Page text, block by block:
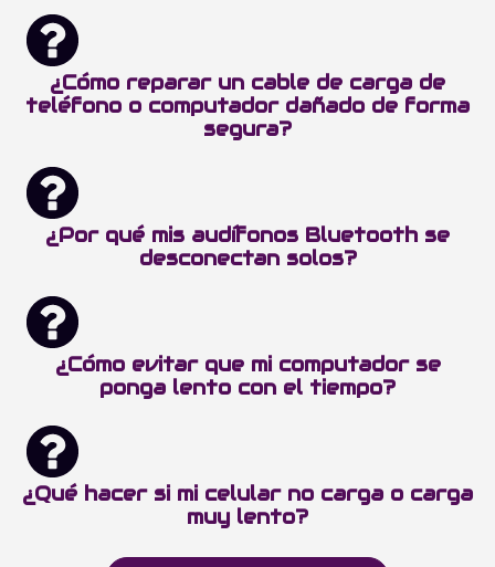
¿Cómo reparar un cable de carga de
teléfono o computador dañado de forma
segura?
¿Por qué mis audífonos Bluetooth se
desconectan solos?
¿Cómo evitar que mi computador se
ponga lento con el tiempo?
¿Qué hacer si mi celular no carga o carga
muy lento?